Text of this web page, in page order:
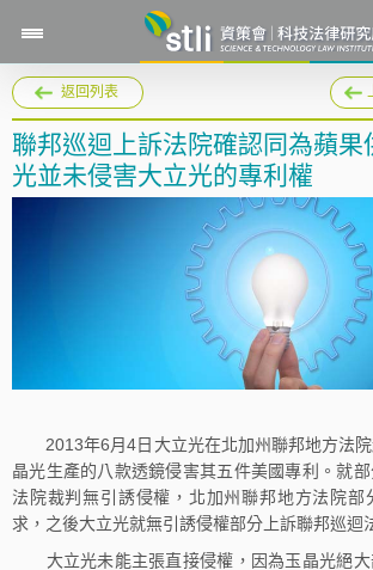
返回列表
聯邦巡迴上訴法院確認同為蘋果
光並未侵害大立光的專利權
2013年6月4日大立光在北加州聯邦地方法院
晶光生產的八款透鏡侵害其五件美國專利。就
法院裁判無引誘侵權，北加州聯邦地方法院部
求，之後大立光就無引誘侵權部分上訴聯邦巡迴
大立光未能主張直接侵權，因為玉晶光絕大